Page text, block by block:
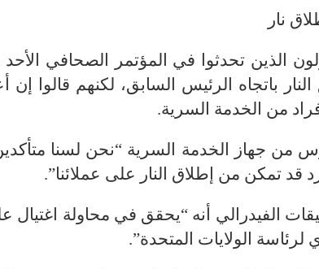
نار
الذين تحدثوا في المؤتمر الصحافي الأحد
باتجاه الرئيس السابق، لكنهم قالوا إن
من الخدمة السرية.
من جهاز الخدمة السرية “نحن لسنا
قد تمكن من إطلاق النار على عملائنا”.
الفيدرالي أنه “يحقق في محاولة اغتيال
الولايات المتحدة”.